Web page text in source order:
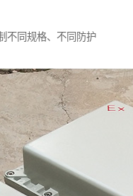
不同规格、不同防护